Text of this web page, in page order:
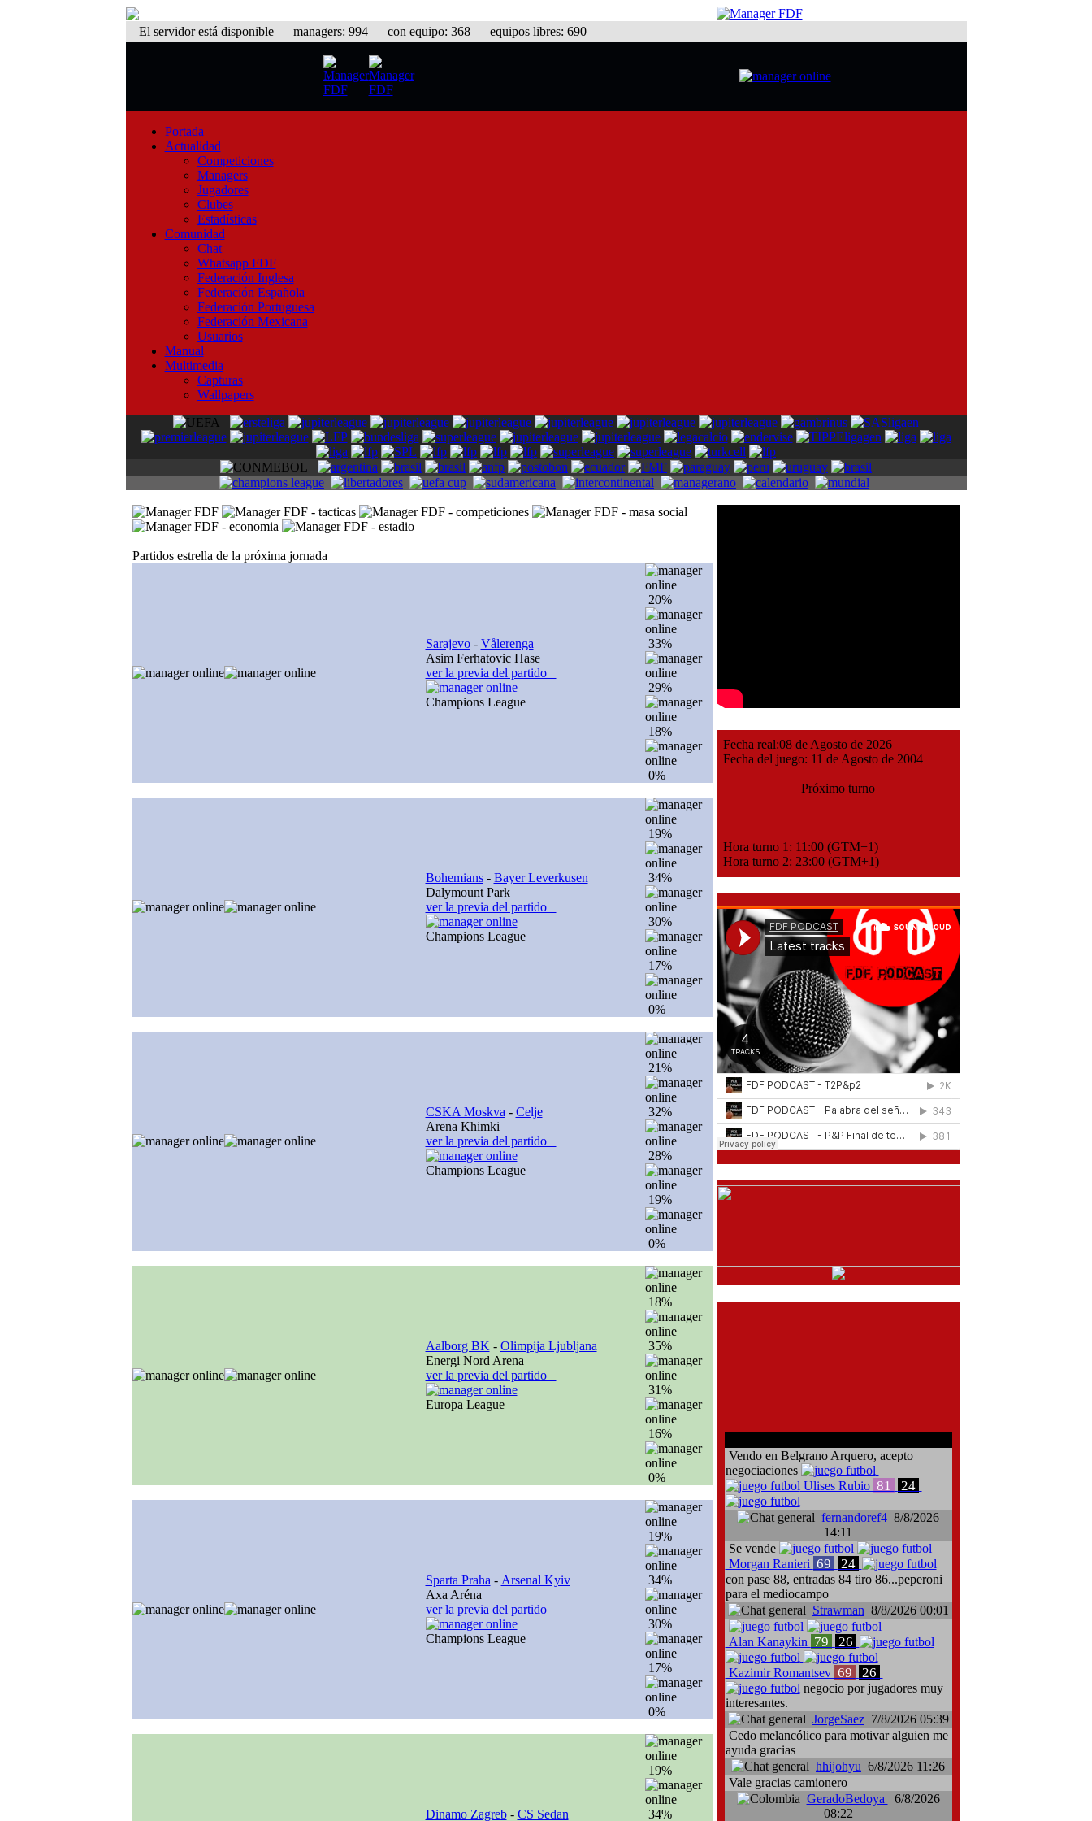
El servidor está disponiblemanagers: 994 con equipo: 368 equipos libres: 690
Portada
Actualidad
Competiciones
Managers
Jugadores
Clubes
Estadísticas
Comunidad
Chat
Whatsapp FDF
Federación Inglesa
Federación Española
Federación Portuguesa
Federación Mexicana
Usuarios
Manual
Multimedia
Capturas
Wallpapers
Partidos estrella de la próxima jornada
Sarajevo- Vålerenga
Asim Ferhatovic Hase
ver la previa del partido
Champions League
20%
33%
29%
18%
0%
Bohemians- Bayer Leverkusen
Dalymount Park
ver la previa del partido
Champions League
19%
34%
30%
17%
0%
CSKA Moskva - Celje
Arena Khimki
ver la previa del partido
Champions League
21%
32%
28%
19%
0%
Aalborg BK - Olimpija Ljubljana
Energi Nord Arena
ver la previa del partido
Europa League
18%
35%
31%
16%
0%
Sparta Praha - Arsenal Kyiv
Axa Aréna
ver la previa del partido
Champions League
19%
34%
30%
17%
0%
Dinamo Zagreb- CS Sedan
19%
34%
Fecha real:08 de Agosto de 2026
Fecha del juego: 11 de Agosto de 2004
Próximo turno
Hora turno 1: 11:00 (GTM+1)
Hora turno 2: 23:00 (GTM+1)
Vendo en Belgrano Arquero, acepto
negociaciones
Ulises Rubio 81 24
fernandoref4 8/8/2026
14:11
Se vende
Morgan Ranieri 69 24
con pase 88, entradas 84 tiro 86...peperoni
para el mediocampo
Strawman 8/8/2026 00:01
Alan Kanaykin 79 26
Kazimir Romantsev 69 26
negocio por jugadores muy
interesantes.
JorgeSaez7/8/2026 05:39
Cedo melancólico para motivar alguien me
ayuda gracias
hhijohyu 6/8/2026 11:26
Vale gracias camionero
GeradoBedoya
6/8/2026
08:22